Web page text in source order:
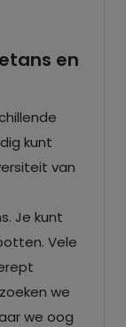
en
kunt
van
Je kunt
Vele
we
we oog